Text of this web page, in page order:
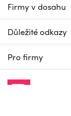
Firmy v dosahu
Důležité odkazy
Pro firmy